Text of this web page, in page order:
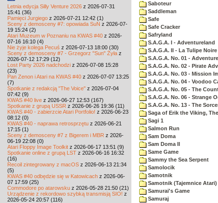
Letnia edycja Silly Venture 2026 z 2026-07-31
15:41 (36)
Pamięci Jurgiego z 2026-07-21 12:42 (1)
Sceny z demosceny #7: opowiada SuN z 2026-07-
19 15:24 (2)
Atari Muzeum w Poznaniu na KWAS #40 z 2026-
07-16 16:10 (4)
Nie żyje kolega Pecuś z 2026-07-13 18:00 (30)
Sceny z demosceny #7 - Grzegorz "Sun" Żyła z
2026-07-12 17:29 (12)
Lost Party 2026 nadchodzi z 2026-07-08 15:28
(23)
Pan Zenon i Atari na KWAS #40 z 2026-07-07 13:25
(7)
Spotkanie z redakcją "The Voice" z 2026-07-04
07:42 (9)
KWAS #40 live z 2026-06-27 12:53 (167)
Spotkanie z grupą USSR z 2026-06-26 19:36 (11)
KWAS #40 - zabierzcie Atari Portfolio! z 2026-06-23
08:12 (0)
KWAS #40 - naprawa retrosprzętu z 2026-06-21
17:15 (1)
Sceny z demosceny #7 z Bigerem i MBR z 2026-
06-19 22:08 (0)
Atari Floppy Image Toolkit z 2026-06-17 13:51 (9)
Spotkanie online z grupą LST z 2026-06-16 16:32
(16)
Recoil zintegrowany z macOS z 2026-06-13 21:34
(5)
KWAS #40 odbędzie się w Katowicach z 2026-06-
07 17:59 (25)
Commodore po atarowsku z 2026-05-28 21:50 (21)
Urządzenie z rekordowo szybką transmisją SIO! z
2026-05-24 20:57 (116)
Saboteur
Saddleman
Safe
Safe Cracker
Safryland
S.A.G.A. I - Adventureland
S.A.G.A. II - La Tulipe Noire
S.A.G.A. No. 01 -
S.A.G.A. No. 02 - Pirate
S.A.G.A. No. 03 - Mission
S.A.G.A. No. 04 - Voodoo
S.A.G.A. No. 05 - The
S.A.G.A. No. 06 - Strange
S.A.G.A. No. 13 - The
Saga of Erik the Viking, The
Sagi 1
Salmon Run
Sam Doma
Sam Doma II
Same Game
Sammy the Sea Serpent
Samolocik
Samotnik
Samotnik (Tajemnice Atari)
Samurai's Game
Samuraj